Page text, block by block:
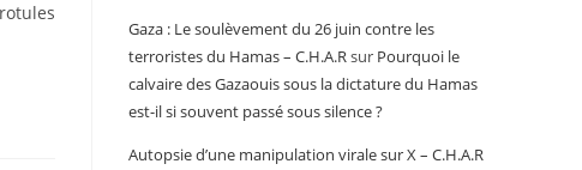
Gaza : Le soulèvement du 26 juin contre les
terroristes du Hamas – C.H.A.Rsur Pourquoi le
calvaire des Gazaouis sous la dictature du Hamas
est-il si souvent passé sous silence ?
Autopsie d’une manipulation virale sur X – C.H.A.R